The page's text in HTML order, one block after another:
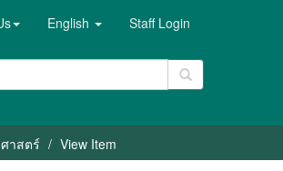
English Staff Login
าสตร์ View Item